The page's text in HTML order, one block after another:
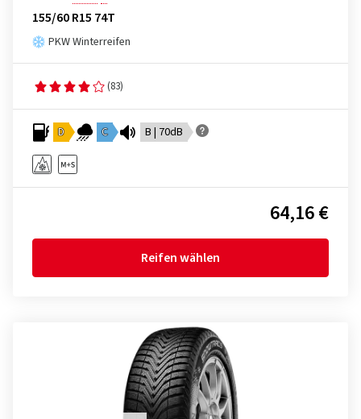
155/60 R15 74T
PKW Winterreifen
(83)
D C B | 70dB
64,16 €
Reifen wählen